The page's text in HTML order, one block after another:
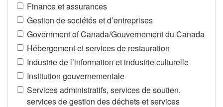
Finance et assurances
Gestion de sociétés et d’entreprises
Government of Canada/Gouvernement du Canada
Hébergement et services de restauration
Industrie de l’information et industrie culturelle
Institution gouvernementale
Services administratifs, services de soutien,
services de gestion des déchets et services